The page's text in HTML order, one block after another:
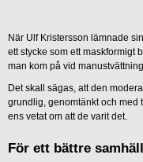
När Ulf Kristersson lämnade
ett stycke som ett maskformigt
man kom på vid
Det skall sägas, att den
grundlig, genomtänkt och med
ens vetat om att de varit det.
För ett bättre